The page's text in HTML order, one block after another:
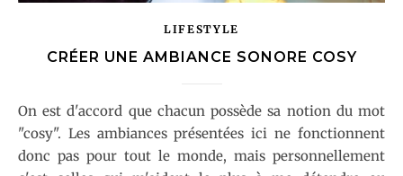
LIFESTYLE
CRÉER UNE AMBIANCE SONORE COSY
On est d'accord que chacun possède sa notion du mot
"cosy". Les ambiances présentées ici ne fonctionnent
donc pas pour tout le monde, mais personnellement